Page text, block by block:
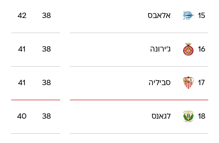
15 אלאבס 38
42
16 ג'ירונה 38
41
17 סביליה 38
41
18 לגאנס 38
40